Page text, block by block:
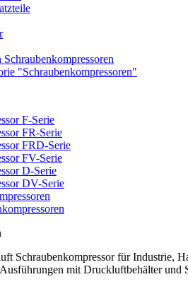
Schraubenkompressoren
"Schraubenkompressoren"
F-Serie
FR-Serie
FRD-Serie
FV-Serie
D-Serie
DV-Serie
Schraubenkompressor für Industrie,
mit Druckluftbehälter und